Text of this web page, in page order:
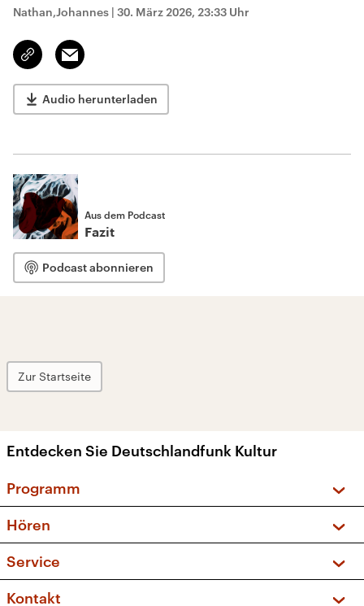
Nathan,Johannes | 30. März 2026, 23:33 Uhr
Link
kopieren/teilen
Email
Audio herunterladen
Aus dem Podcast
Fazit
Podcast abonnieren
Zur Startseite
Entdecken Sie Deutschlandfunk Kultur
Programm
Sendungen und Podcasts
Musikliste
Kakadu – Das Kinderprogramm
Hören
Frequenzen (UKW + DAB+)
Service
FAQ
Kontakt